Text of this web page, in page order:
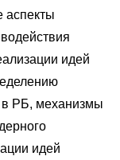
аспекты
идей
в РБ, механизмы
идей